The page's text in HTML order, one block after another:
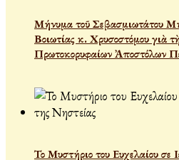
Μήνυμα τοῦ Σεβασμιωτάτου
Βοιωτίας κ. Χρυσοστόμου γιὰ
Πρωτοκορυφαίων Ἀποστόλων
Το Μυστήριο του Ευχελαίου σε